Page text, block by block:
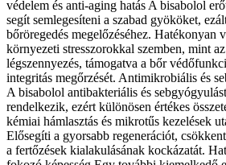
védelem és anti-aging hatás A bisabolol
segít semlegesíteni a szabad gyököket,
bőröregedés megelőzéséhez. Hatékonyan
környezeti stresszorokkal szemben, mint
légszennyezés, támogatva a bőr
integritás megőrzését. Antimikrobiális és
A bisabolol antibakteriális és
rendelkezik, ezért különösen értékes
kémiai hámlasztás és mikrotűs kezelések
Elősegíti a gyorsabb regenerációt,
a fertőzések kialakulásának kockázatát.